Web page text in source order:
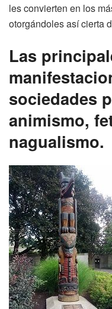
les convierten en los
otorgándoles así cierta
Las
sociedades
animismo,
nagualismo.